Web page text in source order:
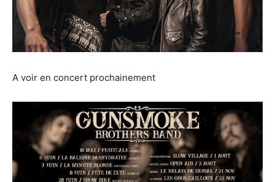
A voir en concert prochainement